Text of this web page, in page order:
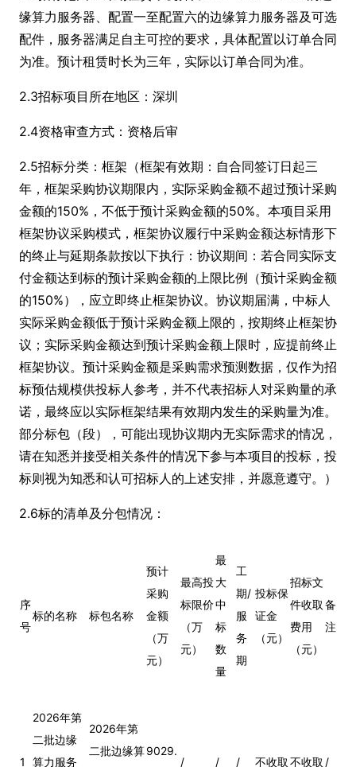
缘算力服务器、配置一至配置六的边缘算力服务器及可选
配件，服务器满足自主可控的要求，具体配置以订单合同
为准。预计租赁时长为三年，实际以订单合同为准。
2.3招标项目所在地区：深圳
2.4资格审查方式：资格后审
2.5招标分类：框架（框架有效期：自合同签订日起三
年，框架采购协议期限内，实际采购金额不超过预计采购
金额的150%，不低于预计采购金额的50%。本项目采用
框架协议采购模式，框架协议履行中采购金额达标情形下
的终止与延期条款按以下执行：协议期间：若合同实际支
付金额达到标的预计采购金额的上限比例（预计采购金额
的150%），应立即终止框架协议。协议期届满，中标人
实际采购金额低于预计采购金额上限的，按期终止框架协
议；实际采购金额达到预计采购金额上限时，应提前终止
框架协议。预计采购金额是采购需求预测数据，仅作为招
标预估规模供投标人参考，并不代表招标人对采购量的承
诺，最终应以实际框架结果有效期内发生的采购量为准。
部分标包（段），可能出现协议期内无实际需求的情况，
请在知悉并接受相关条件的情况下参与本项目的投标，投
标则视为知悉和认可招标人的上述安排，并愿意遵守。）
2.6标的清单及分包情况：
序
号
标的名称 标包名称
预计
采购
金额
（万
元）
最高投
标限价
（万
元）
最
大
中
标
数
量
工
期/
服
务
期
投标保
证金
（元）
招标文
件收取
费用
（元）
备
注
1
2026年第
二批边缘
算力服务
2026年第
二批边缘算9029.
/ / / 不收取 不收取 /